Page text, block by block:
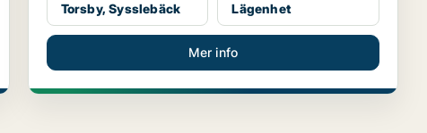
Torsby, Sysslebäck
Lägenhet
Mer info